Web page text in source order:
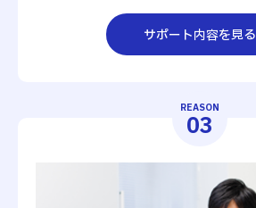
サポート内容を見る
REASON
03